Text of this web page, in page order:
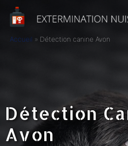
Accueil Détection canine Avon
Détection
Avon